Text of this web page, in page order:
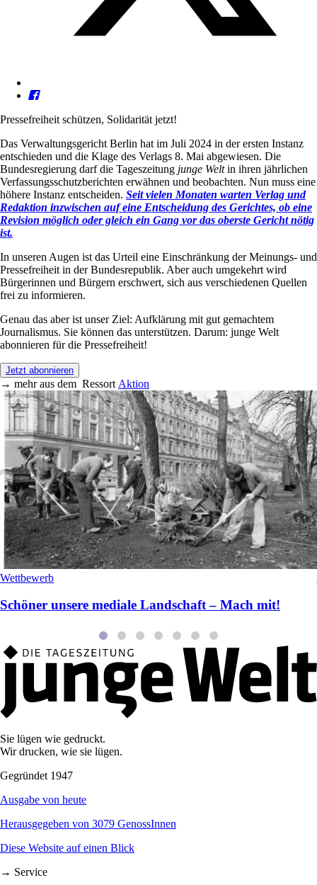
Pressefreiheit schützen, Solidarität jetzt!
Das Verwaltungsgericht Berlin hat im Juli 2024 in der ersten Instanz
entschieden und die Klage des Verlags 8. Mai abgewiesen. Die
Bundesregierung darf die Tageszeitung junge Weltin ihren jährlichen
Verfassungsschutzberichten erwähnen und beobachten. Nun muss eine
höhere Instanz entscheiden. Seit vielen Monaten warten Verlag und
Redaktion inzwischen auf eine Entscheidung des Gerichtes, ob eine
Revision möglich oder gleich ein Gang vor das oberste Gericht nötig
ist.
In unseren Augen ist das Urteil eine Einschränkung der Meinungs- und
Pressefreiheit in der Bundesrepublik. Aber auch umgekehrt wird
Bürgerinnen und Bürgern erschwert, sich aus verschiedenen Quellen
frei zu informieren.
Genau das aber ist unser Ziel: Aufklärung mit gut gemachtem
Journalismus. Sie können das unterstützen. Darum: junge Welt
abonnieren für die Pressefreiheit!
Jetzt abonnieren
→ mehr aus dem Ressort Aktion
Wettbewerb
Schöner unsere mediale Landschaft – Mach mit!
Sie lügen wie gedruckt.
Wir drucken, wie sie lügen.
Gegründet 1947
Ausgabe von heute
Herausgegeben von 3079 GenossInnen
Diese Website auf einen Blick
→ Service